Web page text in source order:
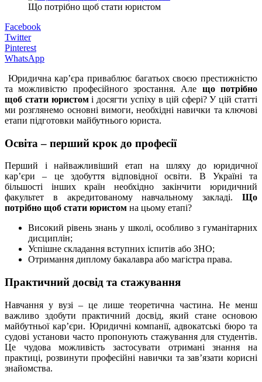
Що потрібно щоб стати юристом
Facebook
Twitter
Pinterest
WhatsApp
Юридична кар’єра приваблює багатьох своєю престижністю
та можливістю професійного зростання. Але що потрібно
щоб стати юристомі досягти успіху в цій сфері? У цій статті
ми розглянемо основні вимоги, необхідні навички та ключові
етапи підготовки майбутнього юриста.
Освіта – перший крок до професії
Перший і найважливіший етап на шляху до юридичної
кар’єри – це здобуття відповідної освіти. В Україні та
більшості інших країн необхідно закінчити юридичний
факультет в акредитованому навчальному закладі. Що
потрібно щоб стати юристом на цьому етапі?
Високий рівень знань у школі, особливо з гуманітарних
дисциплін;
Успішне складання вступних іспитів або ЗНО;
Отримання диплому бакалавра або магістра права.
Практичний досвід та стажування
Навчання у вузі – це лише теоретична частина. Не менш
важливо здобути практичний досвід, який стане основою
майбутньої кар’єри. Юридичні компанії, адвокатські бюро та
судові установи часто пропонують стажування для студентів.
Це чудова можливість застосувати отримані знання на
практиці, розвинути професійні навички та зав’язати корисні
знайомства.